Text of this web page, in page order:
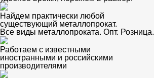
Найдем практически любой
существующий металлопрокат.
Все виды металлопроката. Опт. Розница.
Работаем с известными
иностранными и российскими
производителями